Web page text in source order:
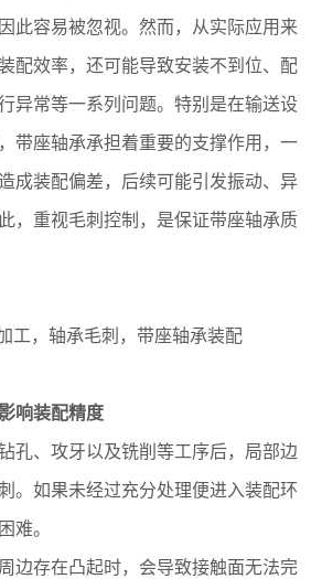
此容易被忽视。然而，从实际应用来
配效率，还可能导致安装不到位、配
异常等一系列问题。特别是在输送设
带座轴承承担着重要的支撑作用，一
成装配偏差，后续可能引发振动、异
，重视毛刺控制，是保证带座轴承质
响装配精度
孔、攻牙以及铣削等工序后，局部边
。如果未经过充分处理便进入装配环
难。
边存在凸起时，会导致接触面无法完